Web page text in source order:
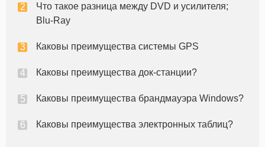
Что такое разница между DVD и усилителя;
Blu-Ray
Каковы преимущества системы GPS
Каковы преимущества док-станции?
Каковы преимущества брандмауэра Windows?
Каковы преимущества электронных таблиц?